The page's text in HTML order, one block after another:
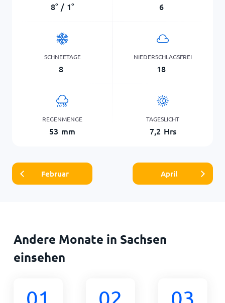
8° / 1° 6
SCHNEETAGE
8
NIEDERSCHLAGSFREI
18
REGENMENGE
53 mm
TAGESLICHT
7,2 Hrs
Februar April
Andere Monate in Sachsen
einsehen
01 02 03